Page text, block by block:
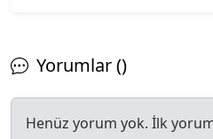
Yorumlar ()
Henüz yorum yok. İlk